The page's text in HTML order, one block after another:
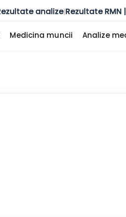
analize|Rezultate RMN
Medicina muncii Analize